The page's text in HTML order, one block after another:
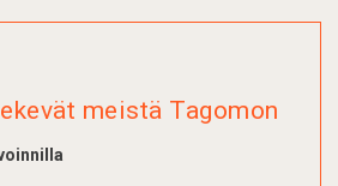
meistä Tagomon